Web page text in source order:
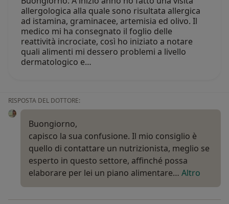
allergologica alla quale sono risultata allergica
ad istamina, graminacee, artemisia ed olivo. Il
medico mi ha consegnato il foglio delle
reattività incrociate, così ho iniziato a notare
quali alimenti mi dessero problemi a livello
dermatologico e…
RISPOSTA DEL DOTTORE:
Buongiorno,
capisco la sua confusione. Il mio consiglio è
quello di contattare un nutrizionista, meglio se
esperto in questo settore, affinché possa
elaborare per lei un piano alimentare… Altro